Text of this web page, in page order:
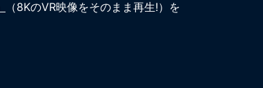
（8KのVR映像をそのまま再生!）を